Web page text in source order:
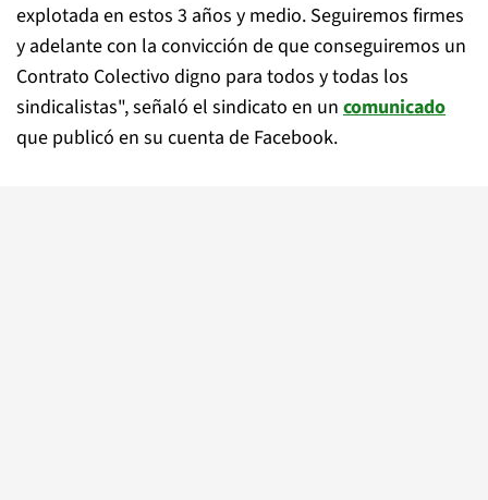
explotada en estos 3 años y medio. Seguiremos firmes
y adelante con la convicción de que conseguiremos un
Contrato Colectivo digno para todos y todas los
sindicalistas", señaló el sindicato en un comunicado
que publicó en su cuenta de Facebook.